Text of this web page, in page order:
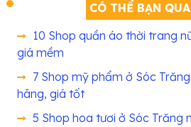
CÓ THỂ BẠN
10 Shop quần áo thời trang
giá mềm
7 Shop mỹ phẩm ở Sóc
hãng, giá tốt
5 Shop hoa tươi ở Sóc Trăng